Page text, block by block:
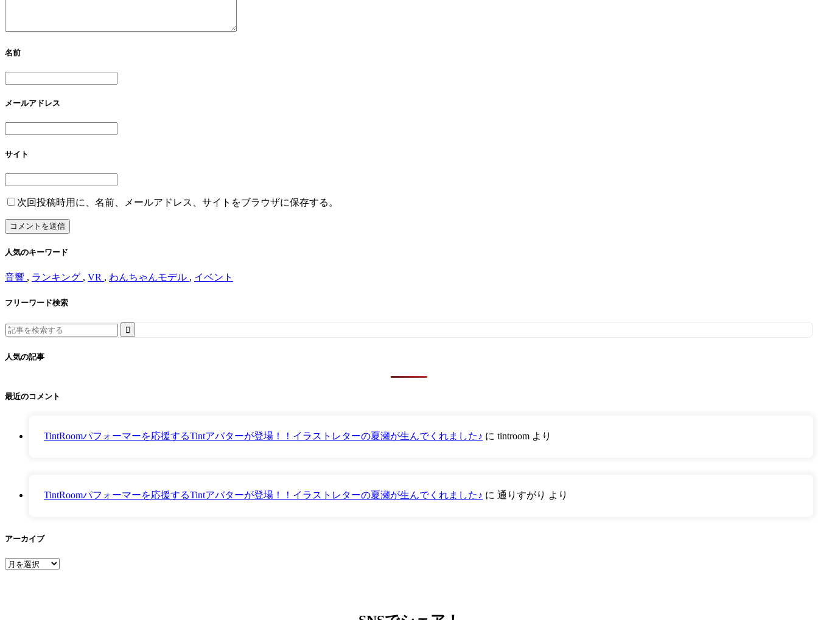
名前
メールアドレス
サイト
次回投稿時用に、名前、メールアドレス、サイトをブラウザに保存する。
人気のキーワード
音響 , ランキング , VR , わんちゃんモデル , イベント
フリーワード検索
Search
for:
人気の記事
最近のコメント
TintRoomパフォーマーを応援するTintアバターが登場！！イラストレターの夏瀬が生んでくれました♪ に tintroom より
TintRoomパフォーマーを応援するTintアバターが登場！！イラストレターの夏瀬が生んでくれました♪ に 通りすがり より
アーカイブ
ア